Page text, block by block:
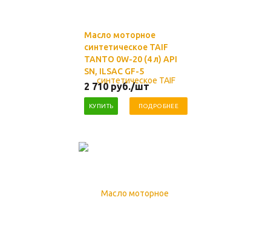
Масло моторное
синтетическое TAIF
TANTO 0W-20 (4 л) API
SN, ILSAC GF-5
2 710руб./шт
КУПИТЬ ПОДРОБНЕЕ